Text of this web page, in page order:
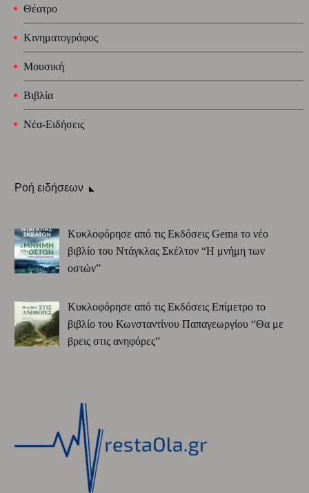
Θέατρο
Κινηματογράφος
Μουσική
Βιβλία
Νέα-Ειδήσεις
Ροή ειδήσεων
Κυκλοφόρησε από τις Εκδόσεις Gema το νέο
βιβλίο του Ντάγκλας Σκέλτον “Η μνήμη των
οστών”
Κυκλοφόρησε από τις Εκδόσεις Επίμετρο το
βιβλίο του Κωνσταντίνου Παπαγεωργίου “Θα με
βρεις στις ανηφόρες”